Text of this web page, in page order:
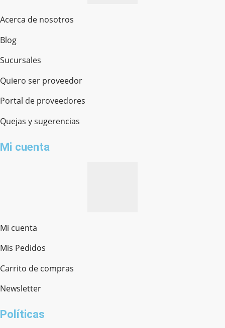
Acerca de nosotros
Blog
Sucursales
Quiero ser proveedor
Portal de proveedores
Quejas y sugerencias
Mi cuenta
Mi cuenta
Mis Pedidos
Carrito de compras
Newsletter
Políticas